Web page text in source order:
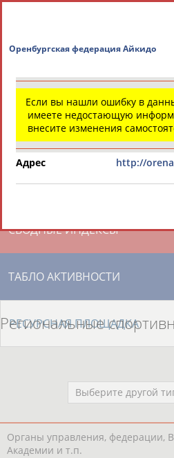
СВОДНЫЕ ИНДЕКСЫ
ТАБЛО АКТИВНОСТИ
РЕСУРСНАЯ ПЛОЩАДКА
Региональные
Выберите другой
Органы управления, федерации,
Академии и т.п.
Если вы нашли ошибку в
имеете недостающую
внесите изменения
Адрес http://